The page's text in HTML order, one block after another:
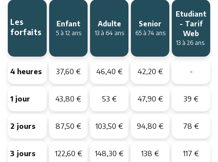
Les
forfaits
Enfant
5 à 12 ans
Adulte
13 à 64 ans
Senior
65 à 74 ans
Etudiant
- Tarif
Web
13 à 26 ans
4 heures 37,60 € 46,40 € 42,20 € -
1 jour 43,80 € 53 € 47,90 € 39 €
2 jours 87,50 € 103,50 € 94,80 € 78 €
3 jours 122,60 € 148,30 € 138 € 117 €